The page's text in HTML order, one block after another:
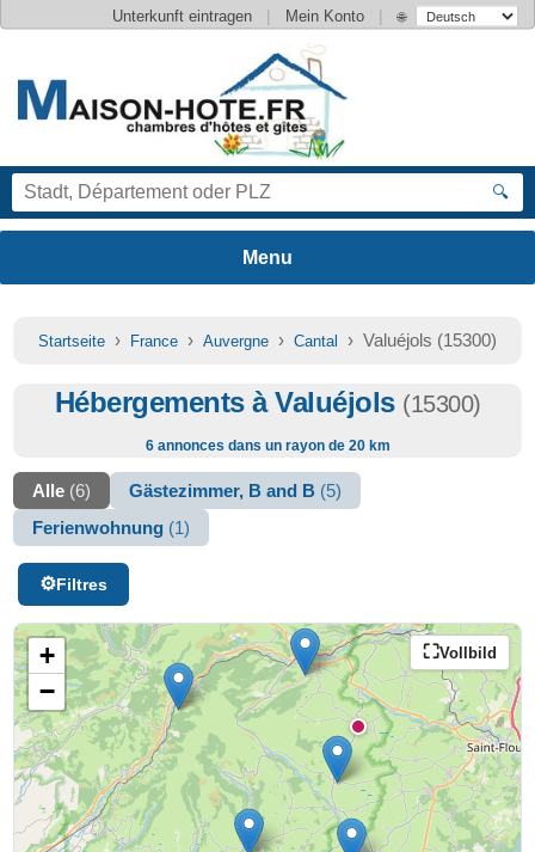
Unterkunft eintragen | Mein Konto | 🌐
🔍
Startseite › France › Auvergne › Cantal › Valuéjols (15300)
Hébergements à Valuéjols (15300)
6 annonces dans un rayon de 20 km
Alle (6) Gästezimmer, B and B (5)
Ferienwohnung (1)
Filtres
Vollbild
+
−